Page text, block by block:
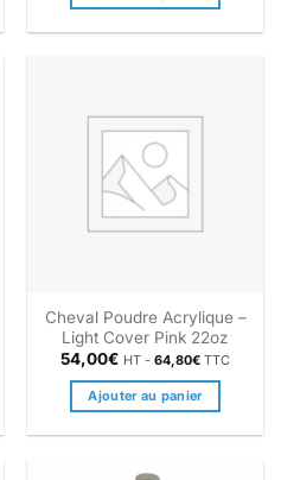
Cheval Poudre Acrylique –
Light Cover Pink 22oz
54,00€ HT - 64,80€ TTC
Ajouter au panier